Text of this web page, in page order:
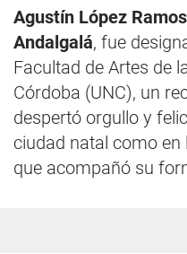
Agustín López Ramos
Andalgalá, fue
Facultad de Artes de
Córdoba (UNC), un
despertó orgullo y
ciudad natal como
que acompañó su